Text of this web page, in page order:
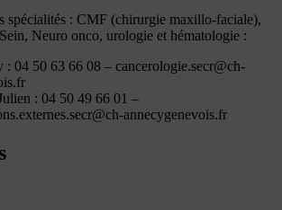
spécialités : CMF (chirurgie maxillo-faciale),
Neuro onco, urologie et hématologie :
: 04 50 63 66 08 – cancerologie.secr@ch-
: 04 50 49 66 01 –
annecygenevois.fr